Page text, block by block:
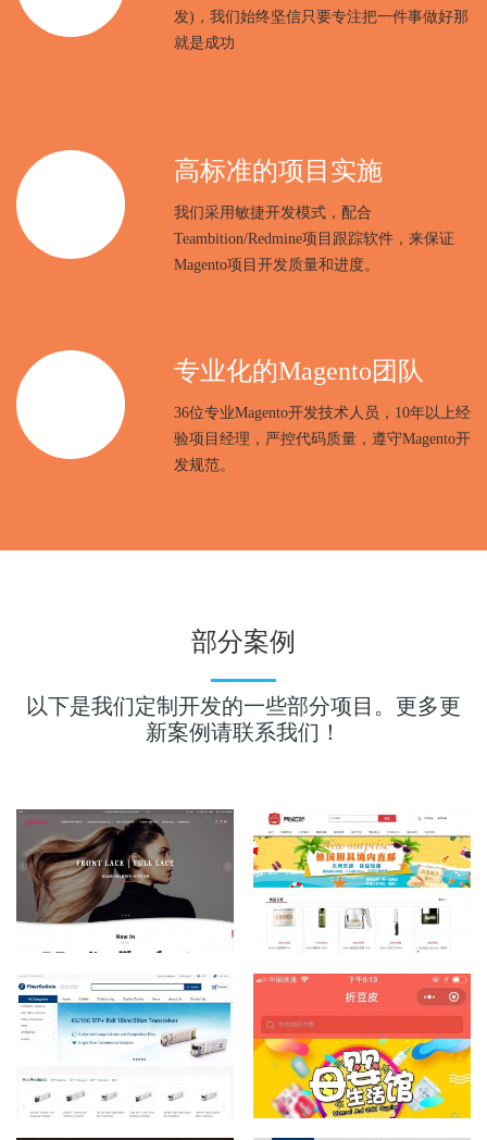
发)，我们始终坚信只要专注把一件事做好那
就是成功
高标准的项目实施
我们采用敏捷开发模式，配合
Teambition/Redmine项目跟踪软件，来保证
Magento项目开发质量和进度。
专业化的Magento团队
36位专业Magento开发技术人员，10年以上经
验项目经理，严控代码质量，遵守Magento开
发规范。
部分案例
以下是我们定制开发的一些部分项目。更多更
新案例请联系我们！
LsyBeauty假发
两端国际跨境电
Fiberoutlets光通
信产品批发交易
平台
豆皮小程序电商
平台
代盟海外代购服
务平台
Eurofitca线上交
易平台